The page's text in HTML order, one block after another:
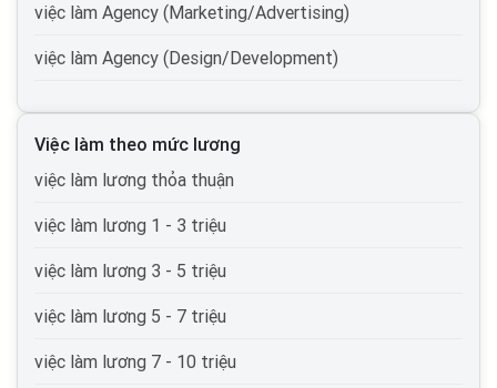
việc làm Agency (Marketing/Advertising)
việc làm Agency (Design/Development)
việc làm Du lịch
việc làm Cơ quan nhà nước
việc làm Tổ chức phi lợi nhuận
việc làm Vận tải lái xe
việc làm Giao thông vận tải, thủy lợi, cầu đường
việc làm Thương mại điện tử
Việc làm theo mức lương
việc làm lương thỏa thuận
việc làm lương 1 - 3 triệu
việc làm lương 3 - 5 triệu
việc làm lương 5 - 7 triệu
việc làm lương 7 - 10 triệu